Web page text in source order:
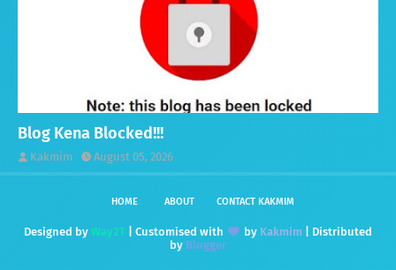
Blog Kena Blocked!!!
Kakmim August 05, 2026
HOME ABOUT CONTACT KAKMIM
Designed by Way2T | Customised with by Kakmim | Distributed
by Blogger